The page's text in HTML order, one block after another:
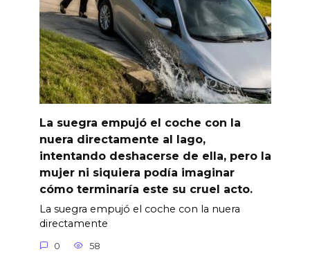
La suegra empujó el coche con la
nuera directamente al lago,
intentando deshacerse de ella, pero la
mujer ni siquiera podía imaginar
cómo terminaría este su cruel acto.
La suegra empujó el coche con la nuera
directamente
0 58